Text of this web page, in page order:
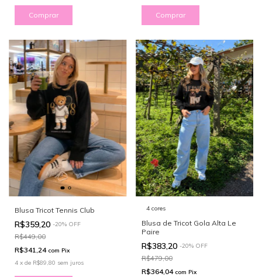
Comprar Comprar
Blusa Tricot Tennis Club
R$359,20 -20% OFF
R$449,00
R$341,24 com Pix
4 x de R$89,80 sem juros
4 cores
Blusa de Tricot Gola Alta Le
Paire
R$383,20 -20% OFF
R$479,00
R$364,04 com Pix